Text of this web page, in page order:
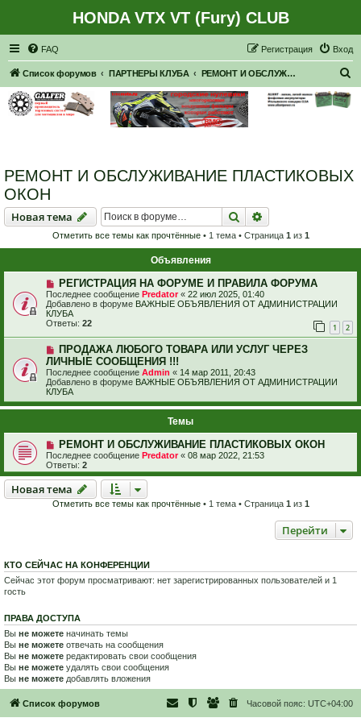
HONDA VTX VT (Fury) CLUB
FAQ Вход
Регистрация
Список форумов ПАРТНЕРЫ КЛУБА РЕМОНТ И ОБСЛУЖИВАНИЕ ПЛАСТИКОВЫХ ОКОН
РЕМОНТ И ОБСЛУЖИВАНИЕ ПЛАСТИКОВЫХ
ОКОН
Новая тема
Новаятема Поиск
Отметить все темы как прочтённые• 1 тема • Страница 1 из 1
Объявления
РЕГИСТРАЦИЯ НА ФОРУМЕ И ПРАВИЛА ФОРУМА
Последнее сообщение Predator« 22 июл 2025, 01:40
Добавлено в форуме ВАЖНЫЕ ОБЪЯВЛЕНИЯ ОТ АДМИНИСТРАЦИИ
КЛУБА
Ответы: 22 1 2
ПРОДАЖА ЛЮБОГО ТОВАРА ИЛИ УСЛУГ ЧЕРЕЗ
ЛИЧНЫЕ СООБЩЕНИЯ !!!
Последнее сообщение Admin « 14 мар 2011, 20:43
Добавлено в форуме ВАЖНЫЕ ОБЪЯВЛЕНИЯ ОТ АДМИНИСТРАЦИИ
КЛУБА
Темы
РЕМОНТ И ОБСЛУЖИВАНИЕ ПЛАСТИКОВЫХ ОКОН
Последнее сообщение Predator« 08 мар 2022, 21:53
Ответы: 2
Новая тема
Новаятема
Отметить все темы как прочтённые• 1 тема • Страница 1из 1
Перейти
КТО СЕЙЧАС НА КОНФЕРЕНЦИИ
Сейчас этот форум просматривают: нет зарегистрированных пользователей и 1
гость
ПРАВА ДОСТУПА
Вы не можете начинать темы
Вы не можете отвечать на сообщения
Вы не можете редактировать свои сообщения
Вы не можете удалять свои сообщения
Вы не можете добавлять вложения
Список форумов Часовой пояс: UTC+04:00